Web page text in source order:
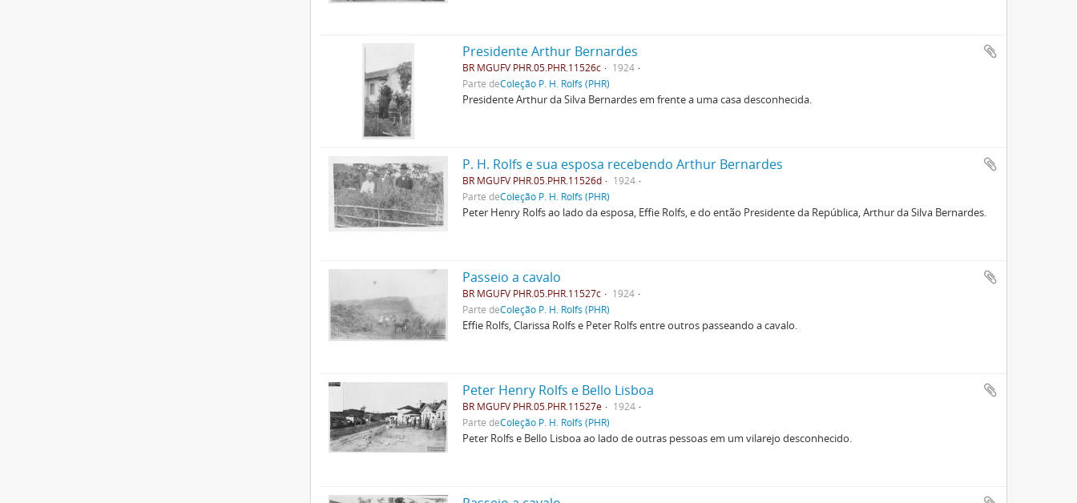
Presidente Arthur Bernardes
BR MGUFV PHR.05.PHR.11526c
1924
Parte deColeção P. H. Rolfs (PHR)
Presidente Arthur da Silva Bernardes em frente a uma casa desconhecida.
P. H. Rolfs e sua esposa recebendo Arthur Bernardes
BR MGUFV PHR.05.PHR.11526d
1924
Parte deColeção P. H. Rolfs (PHR)
Peter Henry Rolfs ao lado da esposa, Effie Rolfs, e do então Presidente da República, Arthur da Silva Bernardes.
Passeio a cavalo
BR MGUFV PHR.05.PHR.11527c
1924
Parte deColeção P. H. Rolfs (PHR)
Effie Rolfs, Clarissa Rolfs e Peter Rolfs entre outros passeando a cavalo.
Peter Henry Rolfs e Bello Lisboa
BR MGUFV PHR.05.PHR.11527e
1924
Parte deColeção P. H. Rolfs (PHR)
Peter Rolfs e Bello Lisboa ao lado de outras pessoas em um vilarejo desconhecido.